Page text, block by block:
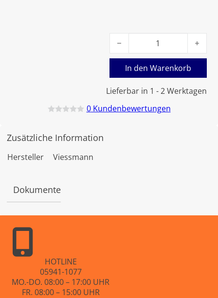
Lieferbar in 1 - 2 Werktagen
Viessmann Flammkörper
In den Warenkorb
e
t
v
0Kundenbewertungen
Zusätzliche Information
Hersteller Viessmann
Dokumente
HOTLINE
05941-1077
MO.-DO. 08:00 – 17:00 UHR
FR. 08:00 – 15:00 UHR